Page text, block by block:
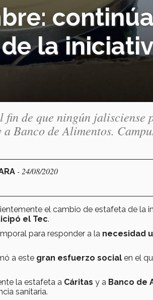
la
de que ningún jalisciense
Banco de Alimentos.
- 24/08/2020
el cambio de estafeta de la
el Tec.
para responder a la necesidad
a este gran esfuerzo social en el
la estafeta a Cáritas y a Banco de
sanitaria.